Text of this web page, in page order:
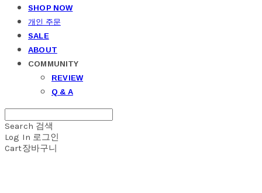
SHOP NOW
개인 주문
SALE
ABOUT
COMMUNITY
REVIEW
Q & A
Search 검색
Log In 로그인
Cart장바구니